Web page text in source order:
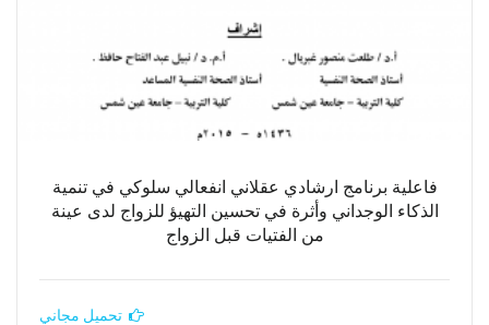
فاعلية برنامج ارشادي عقلاني انفعالي سلوكي في تنمية
الذكاء الوجداني وأثرة في تحسين التهيؤ للزواج لدى عينة
من الفتيات قبل الزواج
تحميل مجاني